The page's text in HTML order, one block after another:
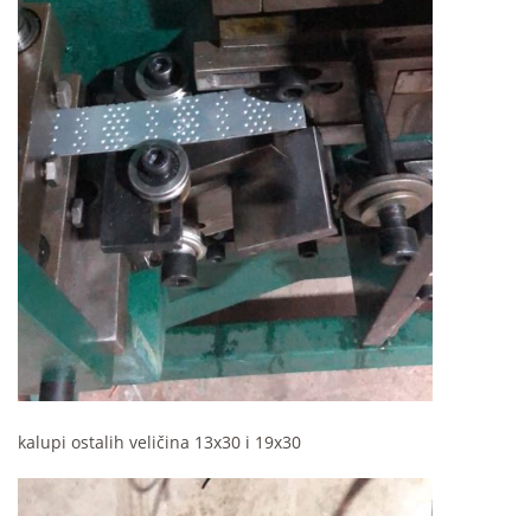
kalupi ostalih veličina 13x30 i 19x30